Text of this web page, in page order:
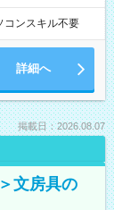
コンスキル不要
詳細へ
掲載日：2026.08.07
文房具の